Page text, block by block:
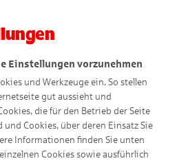
Einstellungen vorzunehmen
und Werkzeuge ein. So stellen
gut aussieht und
die für den Betrieb der Seite
Cookies, über deren Einsatz Sie
Informationen finden Sie unten
Cookies sowie ausführlich